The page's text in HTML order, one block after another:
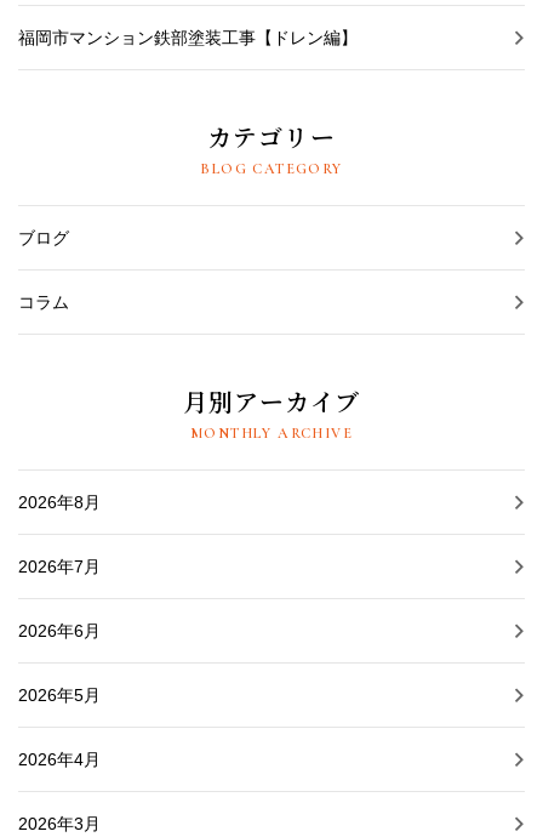
福岡市マンション鉄部塗装工事【ドレン編】
カテゴリー
BLOG CATEGORY
ブログ
コラム
月別アーカイブ
MONTHLY ARCHIVE
2026年8月
2026年7月
2026年6月
2026年5月
2026年4月
2026年3月